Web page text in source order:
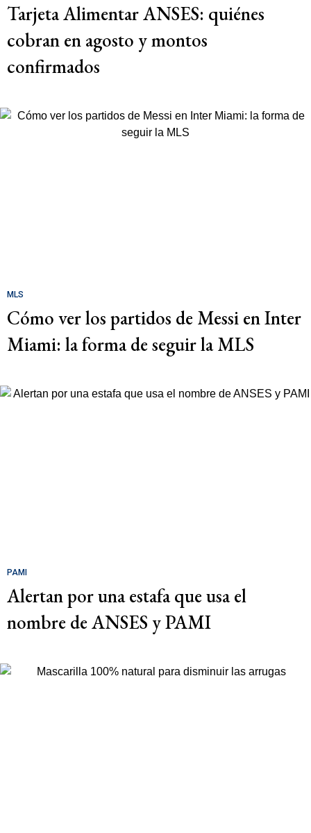
Tarjeta Alimentar ANSES: quiénes
cobran en agosto y montos
confirmados
MLS
Cómo ver los partidos de Messi en Inter
Miami: la forma de seguir la MLS
PAMI
Alertan por una estafa que usa el
nombre de ANSES y PAMI